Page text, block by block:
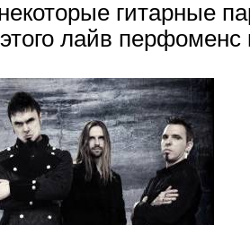
гитарные
лайв